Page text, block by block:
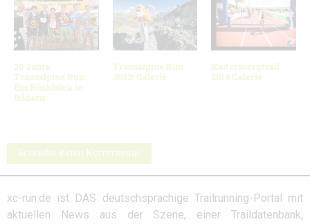
20 Jahre
Transalpine Run:
Ein Rückblick in
Bildern
Transalpine Run
2023: Galerie
Kaitersbergtrail
2019 Galerie
Schreibe einen Kommentar
xc-run.de ist DAS deutschsprachige Trailrunning-Portal mit
aktuellen News aus der Szene, einer Traildatenbank,